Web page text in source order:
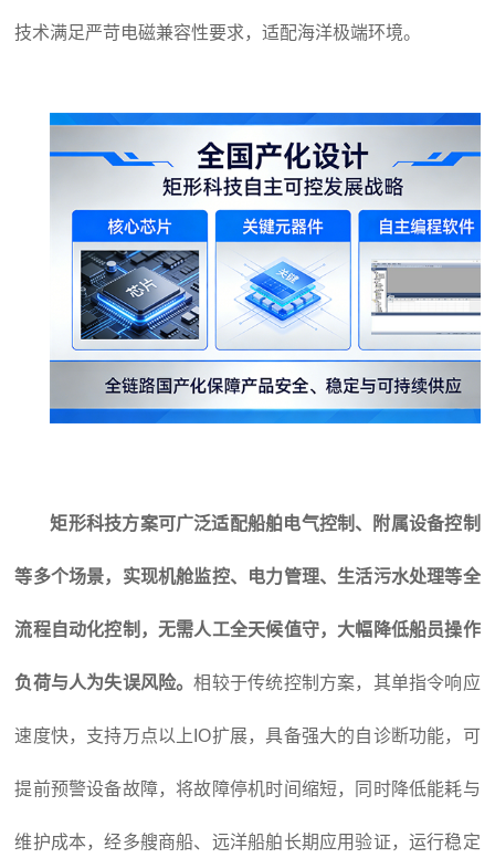
技术满足严苛电磁兼容性要求，适配海洋极端环境。
矩形科技方案可广泛适配船舶电气控制、附属设备控制
等多个场景，实现机舱监控、电力管理、生活污水处理等全
流程自动化控制，无需人工全天候值守，大幅降低船员操作
负荷与人为失误风险。相较于传统控制方案，其单指令响应
速度快，支持万点以上IO扩展，具备强大的自诊断功能，可
提前预警设备故障，将故障停机时间缩短，同时降低能耗与
维护成本，经多艘商船、远洋船舶长期应用验证，运行稳定